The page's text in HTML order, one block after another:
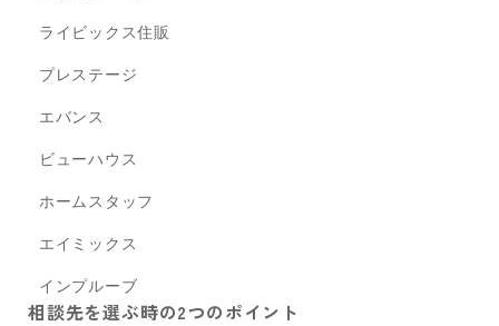
ライビックス住販
プレステージ
エバンス
ビューハウス
ホームスタッフ
エイミックス
インプルーブ
相談先を選ぶ時の2つのポイント